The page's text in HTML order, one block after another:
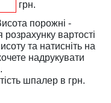
грн.
порожні -
та натисніть на
шпалер в грн.